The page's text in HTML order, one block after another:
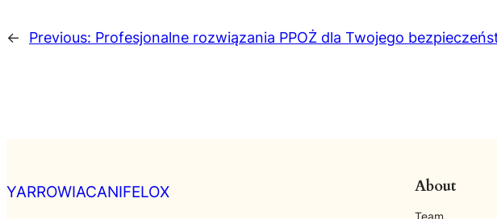
← Previous: Profesjonalne rozwiązania PPOŻ dla Twojego
YARROWIACANIFELOX About
Team